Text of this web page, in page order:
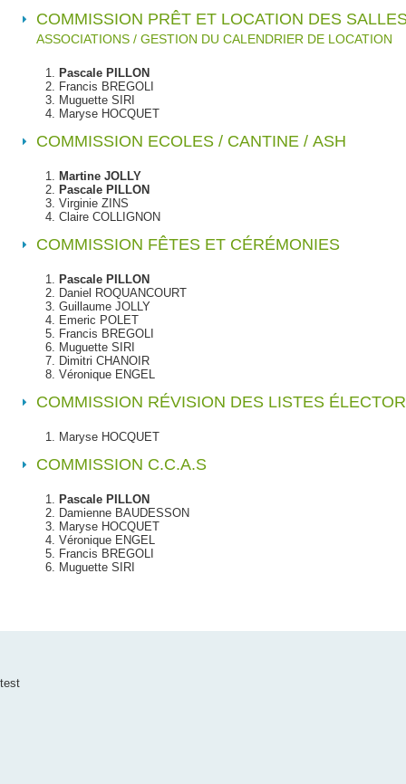
COMMISSION PRÊT ET LOCATION DES
ASSOCIATIONS / GESTION DU CALENDRIER DE LOCATION
Pascale PILLON
Francis BREGOLI
Muguette SIRI
Maryse HOCQUET
COMMISSION ECOLES / CANTINE / ASH
Martine JOLLY
Pascale PILLON
Virginie ZINS
Claire COLLIGNON
COMMISSION FÊTES ET CÉRÉMONIES
Pascale PILLON
Daniel ROQUANCOURT
Guillaume JOLLY
Emeric POLET
Francis BREGOLI
Muguette SIRI
Dimitri CHANOIR
Véronique ENGEL
COMMISSION RÉVISION DES LISTES
Maryse HOCQUET
COMMISSION C.C.A.S
Pascale PILLON
Damienne BAUDESSON
Maryse HOCQUET
Véronique ENGEL
Francis BREGOLI
Muguette SIRI
test